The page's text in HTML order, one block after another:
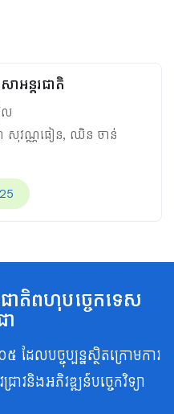
អន្តរជាតិ
ល
សុវណ្ណធៀន, ឈិន ចាន់
ាតិពហុបច្ចេកទេស
ា
ដែលបច្ចុប្បន្នស្ថិតក្រោមការ
វនិងអភិវឌ្ឍន៍បច្ចេកវិទ្យា